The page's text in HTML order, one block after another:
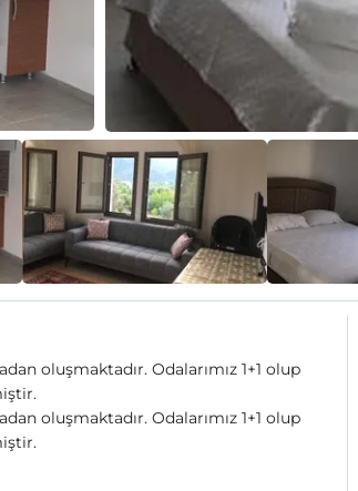
oluşmaktadır. Odalarımız 1+1 olup
oluşmaktadır. Odalarımız 1+1 olup